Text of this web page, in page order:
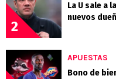
2
La U sale a
nuevos
APUESTAS
Bono de